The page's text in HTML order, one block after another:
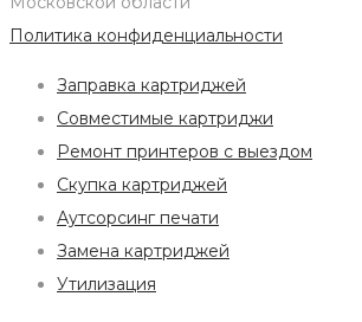
Политика конфиденциальности
Заправка картриджей
Совместимые картриджи
Ремонт принтеров с выездом
Скупка картриджей
Аутсорсинг печати
Замена картриджей
Утилизация